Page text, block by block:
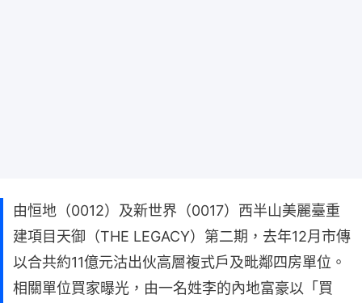
由恒地（0012）及新世界（0017）西半山美麗臺重
建項目天御（THE LEGACY）第二期，去年12月市傳
以合共約11億元沽出伙高層複式戶及毗鄰四房單位。
相關單位買家曝光，由一名姓李的內地富豪以「買